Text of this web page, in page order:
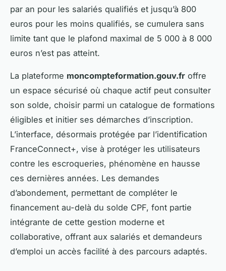
par an pour les salariés qualifiés et jusqu’à 800
euros pour les moins qualifiés, se cumulera sans
limite tant que le plafond maximal de 5 000 à 8 000
euros n’est pas atteint.
La plateforme moncompteformation.gouv.fr offre
un espace sécurisé où chaque actif peut consulter
son solde, choisir parmi un catalogue de formations
éligibles et initier ses démarches d’inscription.
L’interface, désormais protégée par l’identification
FranceConnect+, vise à protéger les utilisateurs
contre les escroqueries, phénomène en hausse
ces dernières années. Les demandes
d’abondement, permettant de compléter le
financement au-delà du solde CPF, font partie
intégrante de cette gestion moderne et
collaborative, offrant aux salariés et demandeurs
d’emploi un accès facilité à des parcours adaptés.